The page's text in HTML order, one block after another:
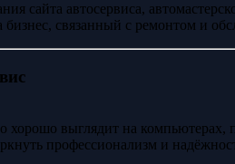
сайта автосервиса,
связанный с ремонтом и
выглядит на компьютерах,
профессионализм и